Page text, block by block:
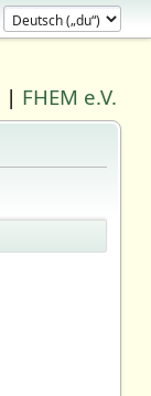
| FHEM e.V.